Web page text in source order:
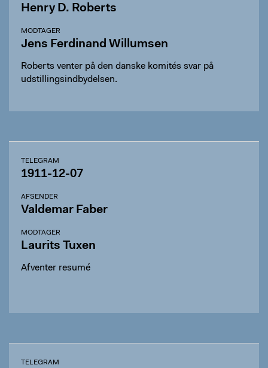
Henry D. Roberts
MODTAGER
Jens Ferdinand Willumsen
Roberts venter på den danske komités svar på
udstillingsindbydelsen.
TELEGRAM
1911-12-07
AFSENDER
Valdemar Faber
MODTAGER
Laurits Tuxen
Afventer resumé
TELEGRAM